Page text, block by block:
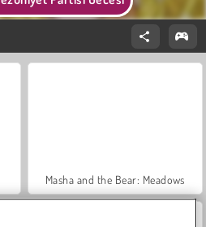
Masha and the Bear: Meadows